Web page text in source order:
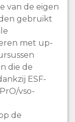
van de eigen
gebruikt
met up-
die de
ESF-
vso-
de